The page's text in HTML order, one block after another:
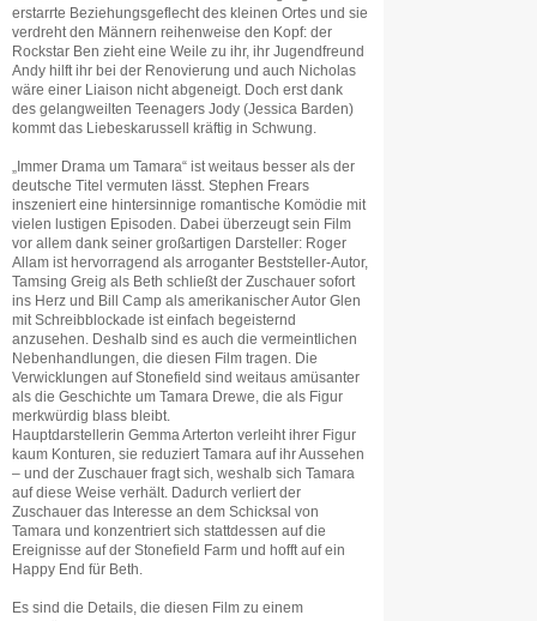
erstarrte Beziehungsgeflecht des kleinen Ortes und sie
verdreht den Männern reihenweise den Kopf: der
Rockstar Ben zieht eine Weile zu ihr, ihr Jugendfreund
Andy hilft ihr bei der Renovierung und auch Nicholas
wäre einer Liaison nicht abgeneigt. Doch erst dank
des gelangweilten Teenagers Jody (Jessica Barden)
kommt das Liebeskarussell kräftig in Schwung.
„Immer Drama um Tamara“ ist weitaus besser als der
deutsche Titel vermuten lässt. Stephen Frears
inszeniert eine hintersinnige romantische Komödie mit
vielen lustigen Episoden. Dabei überzeugt sein Film
vor allem dank seiner großartigen Darsteller: Roger
Allam ist hervorragend als arroganter Beststeller-Autor,
Tamsing Greig als Beth schließt der Zuschauer sofort
ins Herz und Bill Camp als amerikanischer Autor Glen
mit Schreibblockade ist einfach begeisternd
anzusehen. Deshalb sind es auch die vermeintlichen
Nebenhandlungen, die diesen Film tragen. Die
Verwicklungen auf Stonefield sind weitaus amüsanter
als die Geschichte um Tamara Drewe, die als Figur
merkwürdig blass bleibt.
Hauptdarstellerin Gemma Arterton verleiht ihrer Figur
kaum Konturen, sie reduziert Tamara auf ihr Aussehen
– und der Zuschauer fragt sich, weshalb sich Tamara
auf diese Weise verhält. Dadurch verliert der
Zuschauer das Interesse an dem Schicksal von
Tamara und konzentriert sich stattdessen auf die
Ereignisse auf der Stonefield Farm und hofft auf ein
Happy End für Beth.
Es sind die Details, die diesen Film zu einem